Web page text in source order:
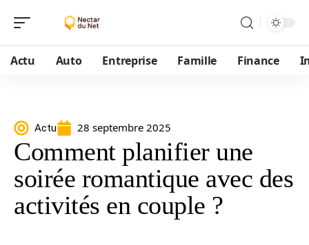
Actu Auto Entreprise Famille Finance
Actu 28 septembre 2025
Comment planifier une
soirée romantique avec des
activités en couple ?